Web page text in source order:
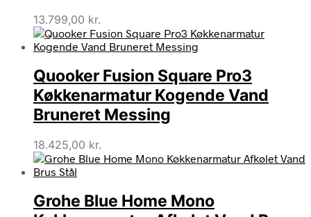
13.799,00 kr.
Quooker Fusion Square Pro3
Køkkenarmatur Kogende Vand
Bruneret Messing
18.425,00 kr.
Grohe Blue Home Mono